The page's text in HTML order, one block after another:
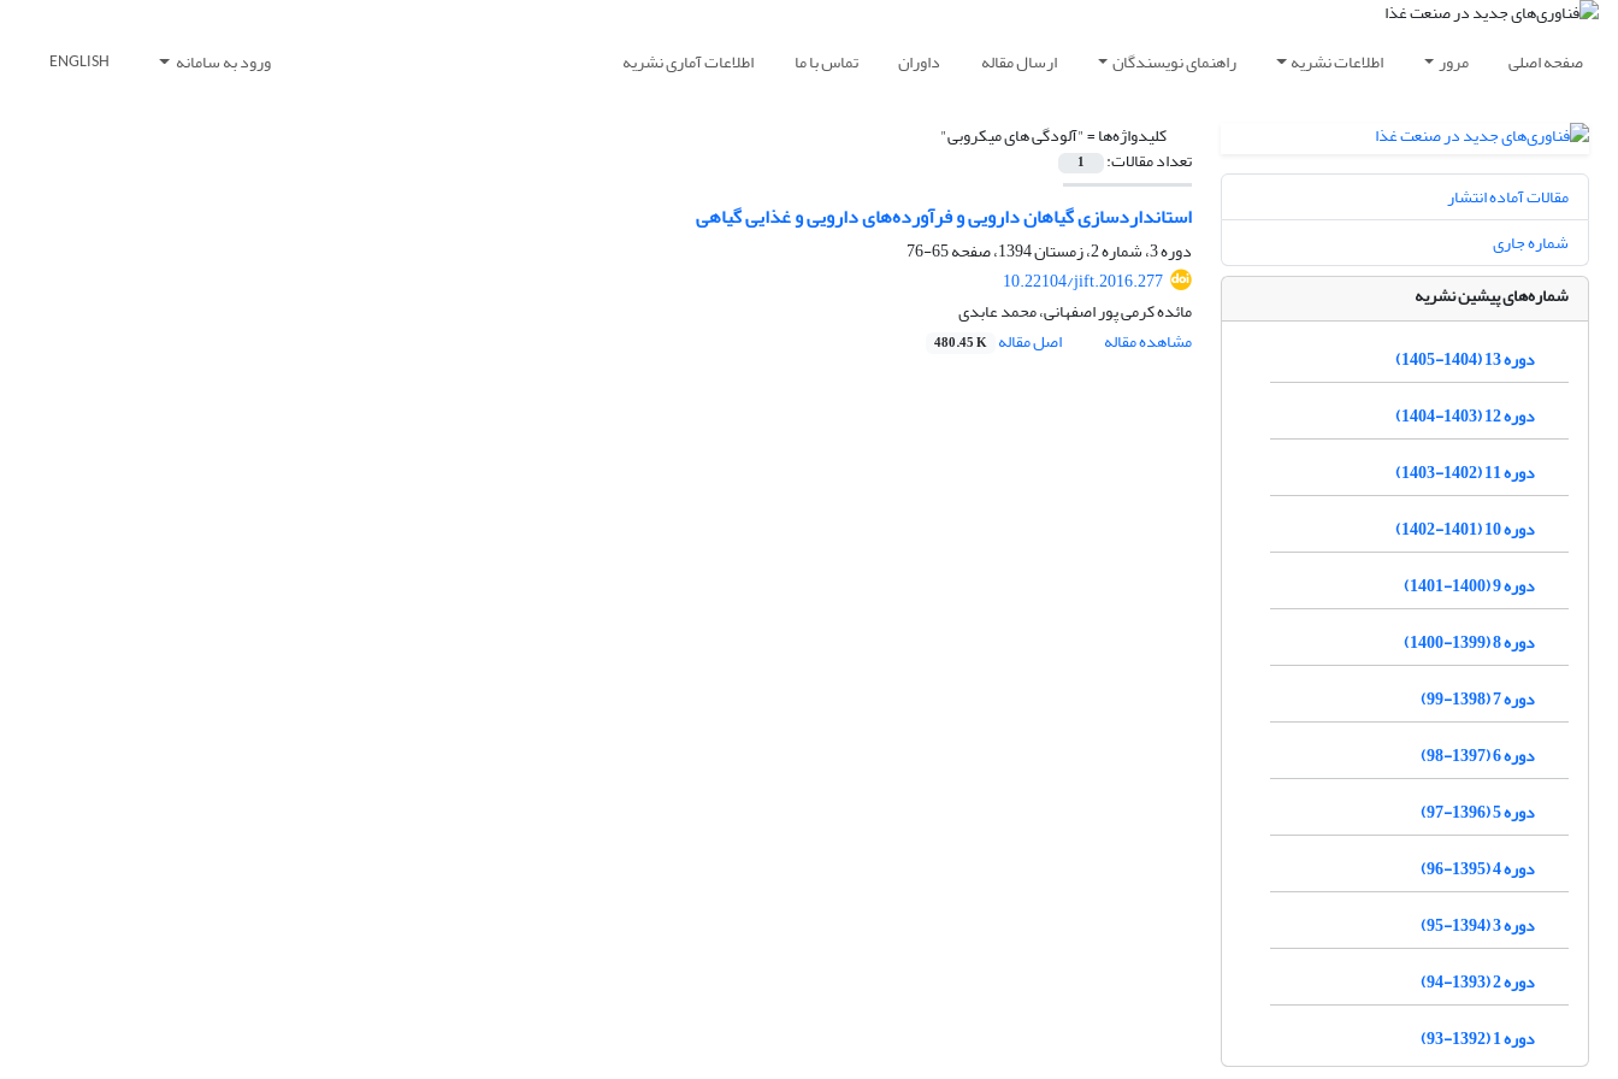
صفحه اصلی مرور اطلاعات نشریه راهنمای نویسندگان ارسال مقاله داوران تماس با ما اطلاعات آماری نشریه ورود به سامانه ENGLISH
کلیدواژه‌ها ="آلودگی های میکروبی"
تعداد مقالات: 1
استانداردسازی گیاهان دارویی و فرآورده‌های دارویی و غذایی گیاهی
دوره 3، شماره 2، زمستان 1394، صفحه
65-76
10.22104/jift.2016.277
مائده کرمی پور اصفهانی، محمد عابدی
مشاهده مقاله
اصل مقاله 480.45 K
مقالات آماده انتشار
شماره جاری
شماره‌های پیشین نشریه
دوره 13 (1404-1405)
دوره 12 (1403-1404)
دوره 11 (1402-1403)
دوره 10 (1401-1402)
دوره 9 (1400-1401)
دوره 8 (1399-1400)
دوره 7 (1398-99)
دوره 6 (1397-98)
دوره 5 (1396-97)
دوره 4 (1395-96)
دوره 3 (1394-95)
دوره 2 (1393-94)
دوره 1 (1392-93)